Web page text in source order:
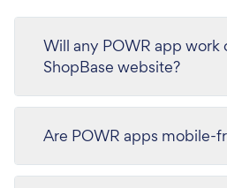
Will any POWR app work
ShopBase website?
Are POWR apps mobile-